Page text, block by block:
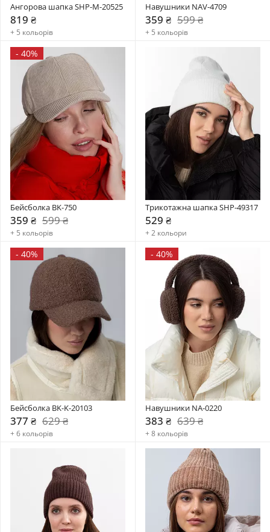
Ангорова шапка SHP-M-20525
819 ₴
+ 5 кольорів
Навушники NAV-4709
359 ₴ 599 ₴
+ 5 кольорів
- 40%
Бейсболка BK-750
359 ₴ 599 ₴
+ 5 кольорів
Трикотажна шапка SHP-49317
529 ₴
+ 2 кольори
- 40%
Бейсболка BK-K-20103
377 ₴ 629 ₴
+ 6 кольорів
- 40%
Навушники NA-0220
383 ₴ 639 ₴
+ 8 кольорів